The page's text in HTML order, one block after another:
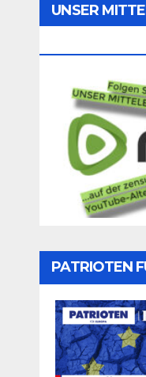
UNSER
PATRIOTEN